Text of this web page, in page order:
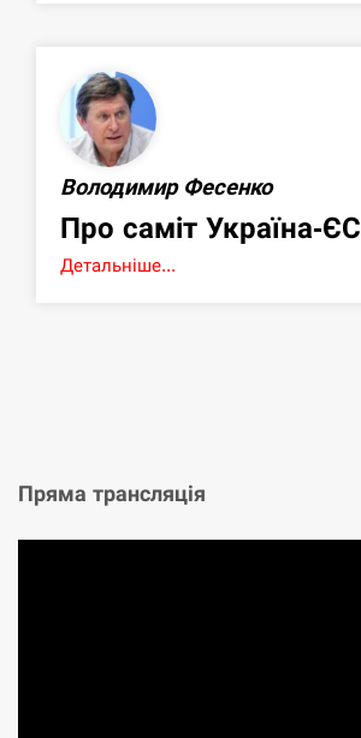
Володимир Фесенко
Про саміт Україна-ЄС
Детальніше...
Пряма трансляція